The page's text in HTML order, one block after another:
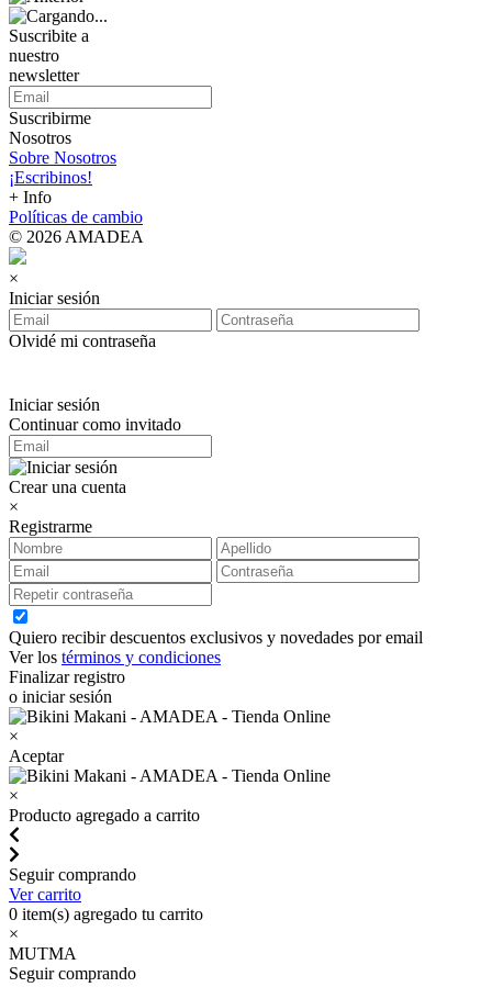
Suscribite a
nuestro
newsletter
Suscribirme
Nosotros
Sobre Nosotros
¡Escribinos!
+ Info
Políticas de cambio
© 2026 AMADEA
×
Iniciar sesión
Olvidé mi contraseña
Iniciar sesión
Continuar como invitado
Crear una cuenta
×
Registrarme
Quiero recibir descuentos exclusivos y novedades por email
Ver los términos y condiciones
Finalizar registro
o iniciar sesión
×
Aceptar
×
Producto agregado a carrito
Seguir comprando
Ver carrito
0 item(s) agregado tu carrito
×
MUTMA
Seguir comprando